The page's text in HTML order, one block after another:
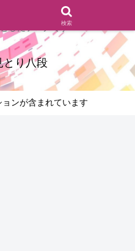
たあらすじレビュー(復習ネタ
したブログです
とり八段
ンが含まれています
検索